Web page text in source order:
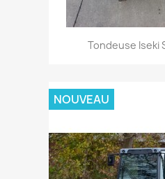

Tondeuse Iseki
NOUVEAU